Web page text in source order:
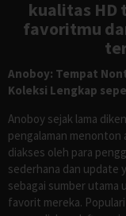
kualitas HD
favoritmu
Anoboy: Tempat
Koleksi Lengkap
Anoboy sejak lama
pengalaman menonton
diakses oleh para
sederhana dan update
sebagai sumber utama
favorit mereka.